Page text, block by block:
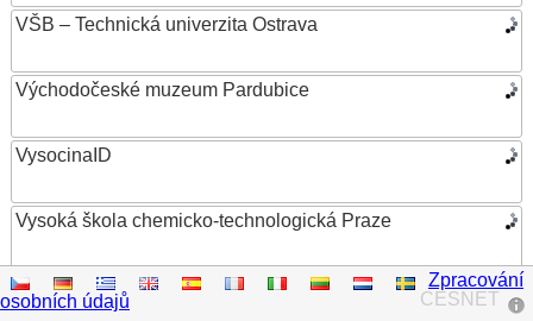
VŠB – Technická univerzita Ostrava
Východočeské muzeum Pardubice
VysocinaID
Vysoká škola chemicko-technologická Praze
Vysoká škola ekonomická v Praze
CESNET
Zpracování
osobních údajů